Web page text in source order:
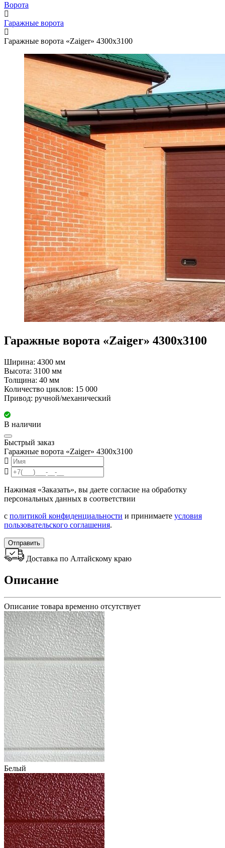
Ворота
Гаражные ворота
Гаражные ворота «Zaiger» 4300x3100
Гаражные ворота «Zaiger» 4300x3100
Ширина: 4300 мм
Высота: 3100 мм
Толщина: 40 мм
Количество циклов: 15 000
Привод: ручной/механический
В наличии
Быстрый заказ
Гаражные ворота «Zaiger» 4300x3100
Нажимая «Заказать», вы даете согласие на обработку
персональных данных в соответствии
с политикой конфиденциальности и принимаете условия
пользовательского соглашения.
Отправить
Доставка по Алтайскому краю
Описание
Описание товара временно отсутствует
Белый